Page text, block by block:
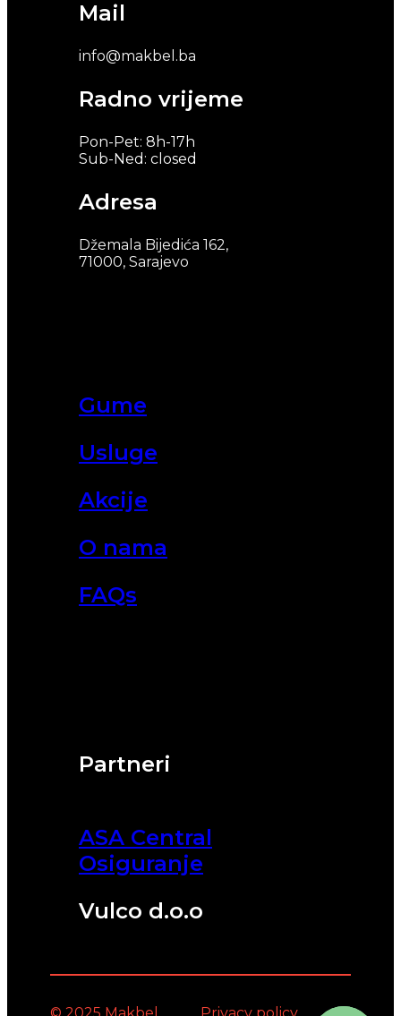
Partneri
ASA Central
Osiguranje
Vulco d.o.o
Gume
Usluge
Akcije
O nama
FAQs
Mail
info@makbel.ba
Radno vrijeme
Pon-Pet: 8h-17h
Sub-Ned: closed
Adresa
Džemala Bijedića 162,
71000, Sarajevo